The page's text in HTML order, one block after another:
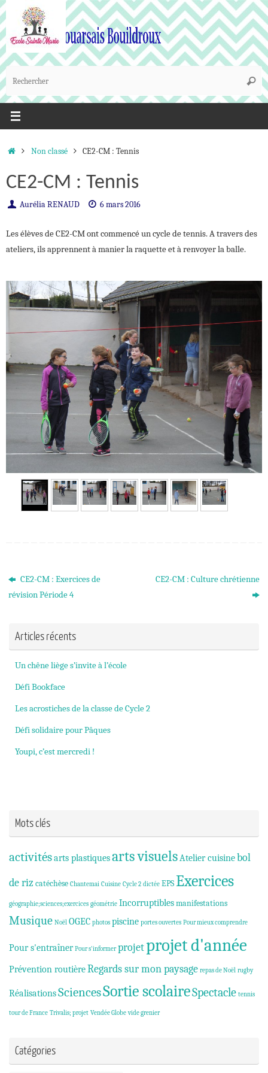
Passer
au
contenu
:
AccueilNon classé CE2-CM : Tennis
CE2-CM : Tennis
Aurélia RENAUD 6 mars 2016
Les élèves de CE2-CM ont commencé un cycle de tennis. A travers des
ateliers, ils apprennent à manier la raquette et à renvoyer la balle.
CE2-CM : Exercices de
révision Période 4
CE2-CM : Culture chrétienne
Articles récents
Un chêne liège s’invite à l’école
Défi Bookface
Les acrostiches de la classe de Cycle 2
Défi solidaire pour Pâques
Youpi, c’est mercredi !
Mots clés
activitésarts plastiquesarts visuels Atelier cuisinebol
de riz catéchèse Chantemai Cuisine Cycle 2 dictée EPSExercices
géographie;sciences;exercices géométrie Incorruptiblesmanifestations
Musique Noël OGEC photos piscine portes ouvertes Pour mieux comprendre
Pour s'entraîner Pour s'informer projetprojet d'année
Prévention routièreRegards sur mon paysage repas de Noël rugby
RéalisationsSciencesSortie scolaireSpectacle tennis
tour de France Trivalis; projet Vendée Globe vide grenier
Catégories